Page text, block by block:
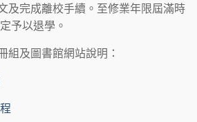
及完成離校手續。至修業年限屆滿時
予以退學。
組及圖書館網站說明：